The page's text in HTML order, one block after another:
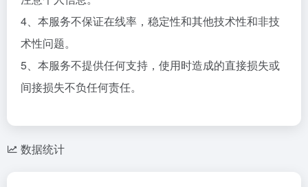
4、本服务不保证在线率，稳定性和其他技术性和非技
术性问题。
5、本服务不提供任何支持，使用时造成的直接损失或
间接损失不负任何责任。
数据统计